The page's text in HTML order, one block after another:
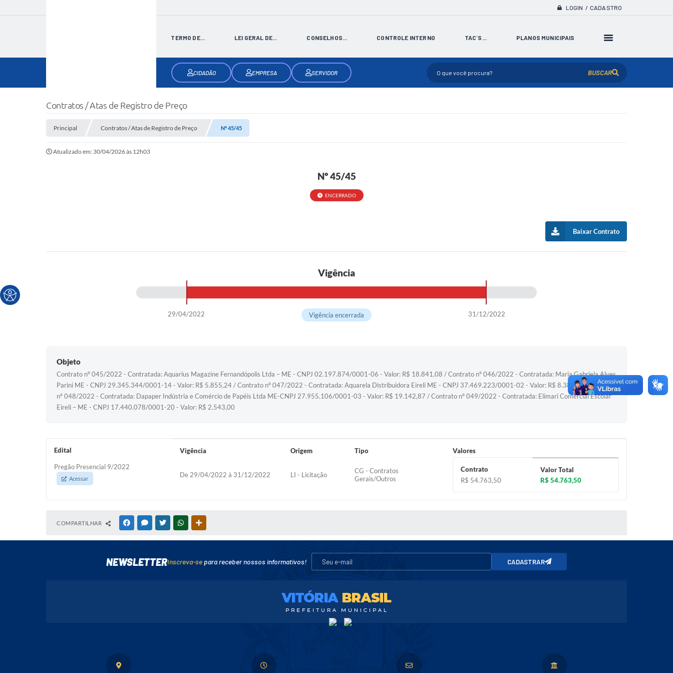
LOGIN / CADASTRO
TERMO DE... LEI GERAL DE... CONSELHOS... CONTROLE INTERNO TAC´S... PLANOS MUNICIPAIS
CIDADÃO EMPRESA SERVIDOR BUSCAR
Contratos / Atas de Registro de Preço
Principal Contratos / Atas de Registro de Preço Nº 45/45
Atualizado em: 30/04/2026 às 12h03
Nº 45/45
ENCERRADO
Baixar Contrato
Vigência
29/04/2022 31/12/2022
Vigência encerrada
Objeto
Contrato nº 045/2022 - Contratada: Aquarius Magazine Fernandópolis Ltda – ME - CNPJ 02.197.874/0001-06 - Valor: R$ 18.841,08 / Contrato nº 046/2022 - Contratada: Maria Gabriela Alves
Parini ME - CNPJ 29.345.344/0001-14 - Valor: R$ 5.855,24 / Contrato nº 047/2022 - Contratada: Aquarela Distribuidora Eireli ME - CNPJ 37.469.223/0001-02 - Valor: R$ 8.381,31 / Contrato
nº 048/2022 - Contratada: Dapaper Indústria e Comércio de Papéis Ltda ME-CNPJ 27.955.106/0001-03 - Valor: R$ 19.142,87 / Contrato nº 049/2022 - Contratada: Elimari Comercial Escolar
Eireli – ME - CNPJ 17.440.078/0001-20 - Valor: R$ 2.543,00
Edital
Pregão Presencial 9/2022
Acessar
Vigência
De 29/04/2022 à 31/12/2022
Origem
LI - Licitação
Tipo
CG - Contratos
Gerais/Outros
Valores
Contrato
R$ 54.763,50
Valor Total
R$ 54.763,50
COMPARTILHAR FACEBOOKMESSENGER
TWITTERWHATSAPP
NEWSLETTERInscreva-se para receber nossos informativos! CADASTRAR